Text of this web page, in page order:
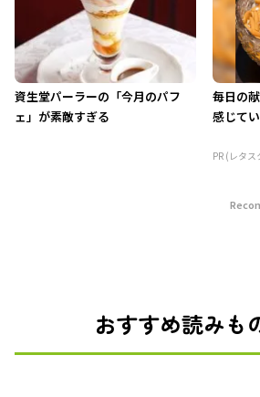
資生堂パーラーの「今月のパフ
ェ」が素敵すぎる
毎日の
感じて
PR (レタス
おすすめ読みも